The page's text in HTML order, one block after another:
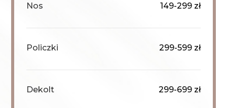
Nos 149-299 zł
Policzki 299-599 zł
Dekolt 299-699 zł